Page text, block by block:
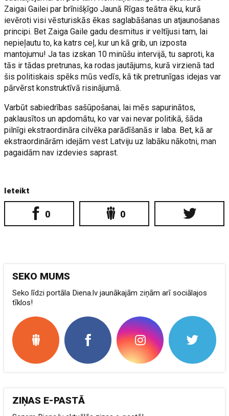
Zaigai Gailei par brīnišķīgo Jaunā Rīgas teātra ēku, kurā
ievēroti visi vēsturiskās ēkas saglabāšanas un atjaunošanas
principi. Bet Zaiga Gaile gadu desmitus ir veltījusi tam, lai
nepieļautu to, ka katrs ceļ, kur un kā grib, un izposta
mantojumu! Ja tas izskan 10 minūšu intervijā, tu saproti, ka
tās ir tādas pretrunas, ka rodas jautājums, kurā virzienā tad
šis politiskais spēks mūs vedīs, kā tik pretrunīgas idejas var
pārvērst konstruktīvā risinājumā.
Varbūt sabiedrības sašūpošanai, lai mēs sapurinātos,
paklausītos un apdomātu, ko var vai nevar politikā, šāda
pilnīgi ekstraordināra cilvēka parādīšanās ir laba. Bet, kā ar
ekstraordinārām idejām vest Latviju uz labāku nākotni, man
pagaidām nav izdevies saprast.
Ieteikt
0 0
SEKO MUMS
Seko līdzi portāla Diena.lv jaunākajām ziņām arī sociālajos
tīklos!
ZIŅAS E-PASTĀ